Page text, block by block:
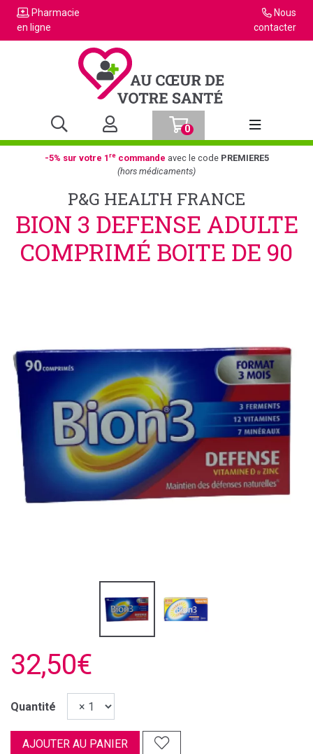
Pharmacie
en ligne
Nous
contacter
0
Afficher la
-5% sur votre 1recommande avec le code PREMIERE5
(hors médicaments)
P&G HEALTH FRANCE
BION 3 DEFENSE ADULTE
COMPRIMÉ BOITE DE 90
32,50€
Quantité
AJOUTER AU PANIER